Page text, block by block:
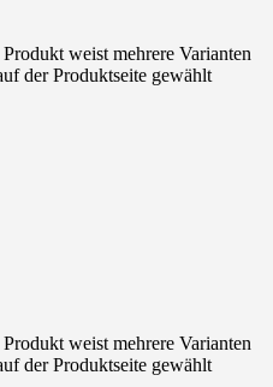
Produkt weist mehrere Varianten
der Produktseite gewählt
Produkt weist mehrere Varianten
der Produktseite gewählt